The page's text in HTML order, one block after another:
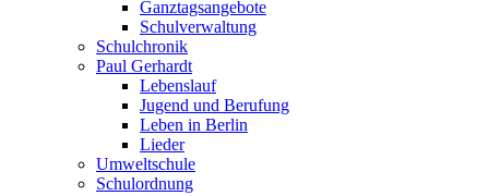
Ganztagsangebote
Schulverwaltung
Schulchronik
Paul Gerhardt
Lebenslauf
Jugend und Berufung
Leben in Berlin
Lieder
Umweltschule
Schulordnung